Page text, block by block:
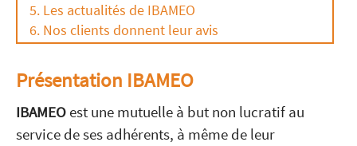
Les actualités de IBAMEO
Nos clients donnent leur avis
Présentation IBAMEO
IBAMEO est une mutuelle à but non lucratif au
service de ses adhérents, à même de leur